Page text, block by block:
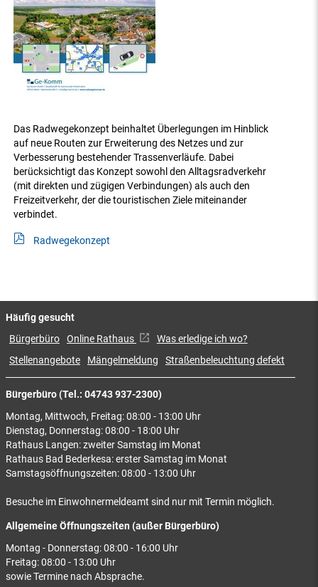
Das Radwegekonzept beinhaltet Überlegungen im Hinblick
auf neue Routen zur Erweiterung des Netzes und zur
Verbesserung bestehender Trassenverläufe. Dabei
berücksichtigt das Konzept sowohl den Alltagsradverkehr
(mit direkten und zügigen Verbindungen) als auch den
Freizeitverkehr, der die touristischen Ziele miteinander
verbindet.
Radwegekonzept
Bürgerbüro (Tel.: 04743 937-2300)
Montag, Mittwoch, Freitag: 08:00 - 13:00 Uhr
Dienstag, Donnerstag: 08:00 - 18:00 Uhr
Rathaus Langen: zweiter Samstag im Monat
Rathaus Bad Bederkesa: erster Samstag im Monat
Samstagsöffnungszeiten: 08:00 - 13:00 Uhr
Besuche im Einwohnermeldeamt sind nur mit Termin möglich.
Allgemeine Öffnungszeiten (außer Bürgerbüro)
Montag - Donnerstag: 08:00 - 16:00 Uhr
Freitag: 08:00 - 13:00 Uhr
sowie Termine nach Absprache.
Häufig gesucht
Bürgerbüro Online Rathaus
Was erledige ich wo?
Stellenangebote
Mängelmeldung Straßenbeleuchtung defekt